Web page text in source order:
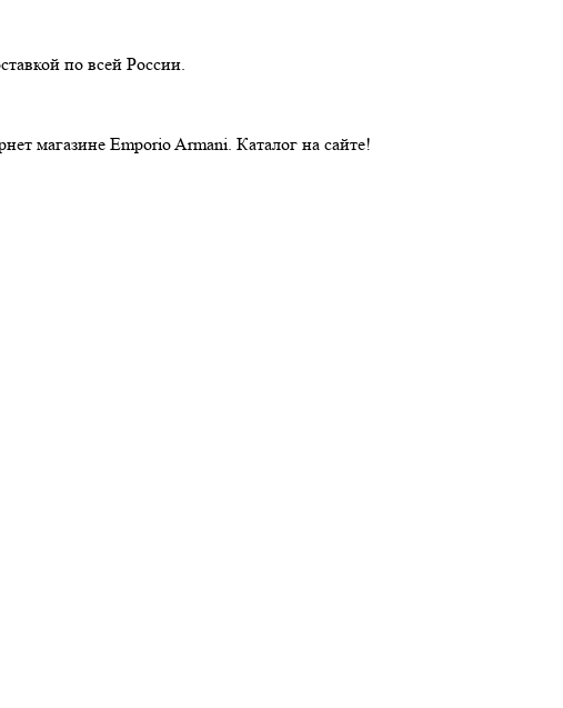
по всей России.
магазине Emporio Armani. Каталог на сайте!